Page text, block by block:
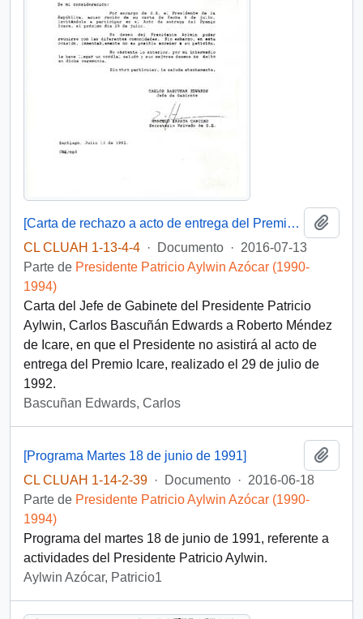
[Carta de rechazo a acto de entrega del Premio ICARE]
CL CLUAH 1-13-4-4 · Documento · 2016-07-13
Parte de Presidente Patricio Aylwin Azócar (1990-
1994)
Carta del Jefe de Gabinete del Presidente Patricio
Aylwin, Carlos Bascuñán Edwards a Roberto Méndez
de Icare, en que el Presidente no asistirá al acto de
entrega del Premio Icare, realizado el 29 de julio de
1992.
Bascuñan Edwards, Carlos
[Programa Martes 18 de junio de 1991]
CL CLUAH 1-14-2-39 · Documento · 2016-06-18
Parte de Presidente Patricio Aylwin Azócar (1990-
1994)
Programa del martes 18 de junio de 1991, referente a
actividades del Presidente Patricio Aylwin.
Aylwin Azócar, Patricio1